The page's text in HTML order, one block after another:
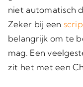
niet automatisch
Zeker bij een
belangrijk om te
mag. Een
zit het met een